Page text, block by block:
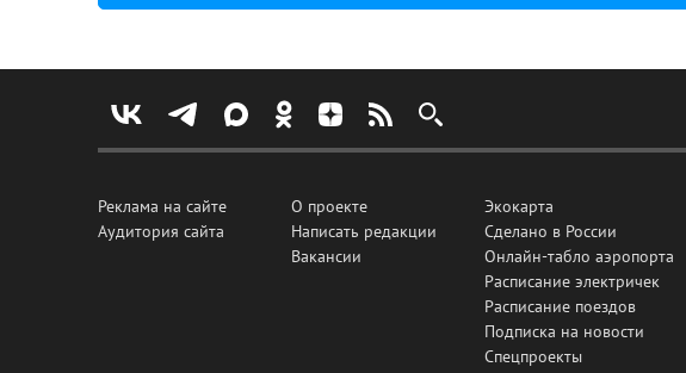
Реклама на сайте
Аудитория сайта
О проекте
Написать редакции
Вакансии
Экокарта
Сделано в России
Онлайн-табло аэропорта
Расписание электричек
Расписание поездов
Подписка на новости
Спецпроекты